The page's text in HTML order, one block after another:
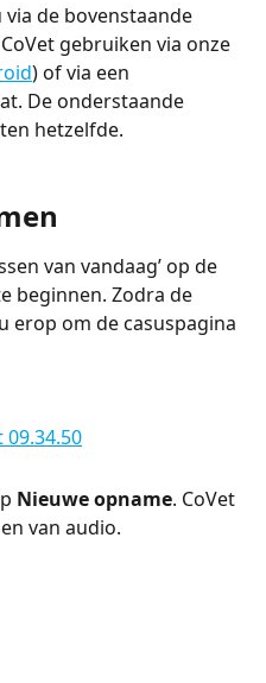
de bovenstaande
gebruiken via onze
) of via een
De onderstaande
hetzelfde.
van vandaag’ op de
beginnen. Zodra de
erop om de casuspagina
Nieuwe opname. CoVet
van audio.